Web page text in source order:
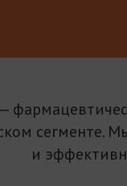
сегменте.
и